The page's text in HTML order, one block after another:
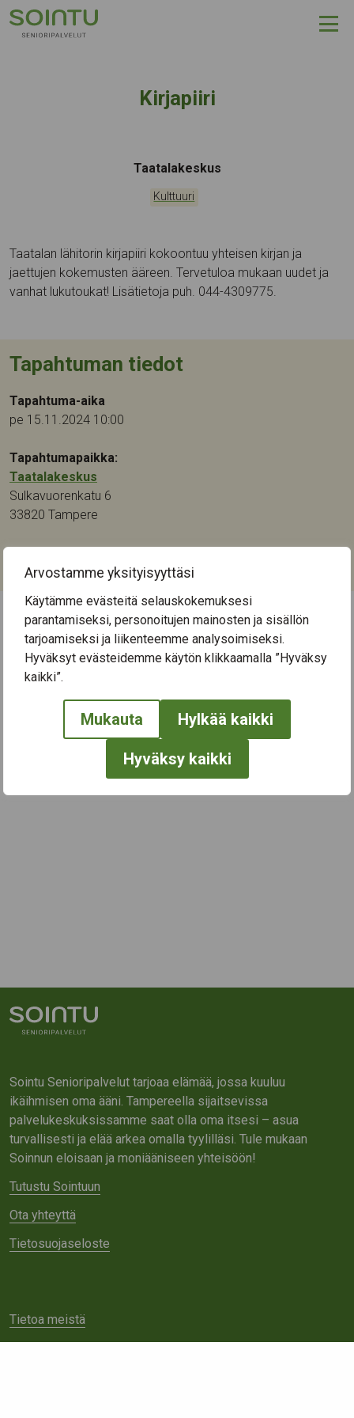
Arvostamme yksityisyyttäsi
Käytämme evästeitä selauskokemuksesi
parantamiseksi, personoitujen mainosten ja sisällön
tarjoamiseksi ja liikenteemme analysoimiseksi.
Hyväksyt evästeidemme käytön klikkaamalla ”Hyväksy
kaikki”.
Mukauta Hylkää kaikki
Hyväksy kaikki
Hyppää sisältöön
Kirjapiiri
Tapahtumapaikka:
Taatalakeskus
Kategoriat:
Kulttuuri
Taatalan lähitorin kirjapiiri kokoontuu yhteisen kirjan ja
jaettujen kokemusten ääreen. Tervetuloa mukaan uudet ja
vanhat lukutoukat! Lisätietoja puh. 044-4309775.
Tapahtuman tiedot
Tapahtuma-aika
pe 15.11.2024 10:00
Tapahtumapaikka:
Taatalakeskus
Sulkavuorenkatu 6
33820 Tampere
Kulttuuri
← Näytä kaikki tapahtumat
Sointu Senioripalvelut tarjoaa elämää, jossa kuuluu
ikäihmisen oma ääni. Tampereella sijaitsevissa
palvelukeskuksissamme saat olla oma itsesi – asua
turvallisesti ja elää arkea omalla tyylilläsi. Tule mukaan
Soinnun eloisaan ja moniääniseen yhteisöön!
Tutustu Sointuun
Ota yhteyttä
Tietosuojaseloste
Tietoa meistä